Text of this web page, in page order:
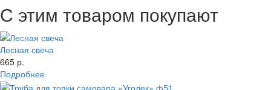
С этим товаром покупают
Лесная свеча
665 р.
Подробнее